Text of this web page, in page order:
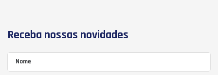
Receba nossas novidades